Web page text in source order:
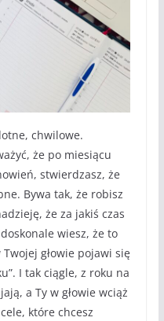
chwilowe.
że po miesiącu
stwierdzasz, że
Bywa tak, że robisz
że za jakiś czas
wiesz, że to
głowie pojawi się
I tak ciągle, z roku na
a Ty w głowie wciąż
które chcesz